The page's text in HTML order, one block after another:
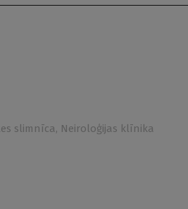
slimnīca, Neiroloģijas klīnika